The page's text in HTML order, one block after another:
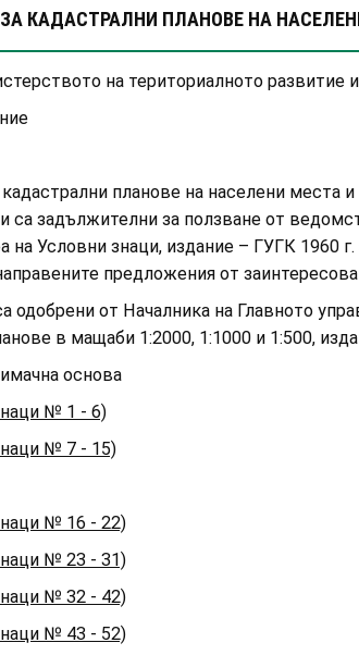
КАДАСТРАЛНИ ПЛАНОВЕ НА
на териториалното развитие
планове на населени места
задължителни за ползване от
на Условни знаци, издание – ГУГК
предложения от
одобрени от Началника на Главното
в мащаби 1:2000, 1:1000 и 1:500,
основа
№ 1 - 6)
№ 7 - 15)
№ 16 - 22)
№ 23 - 31)
№ 32 - 42)
№ 43 - 52)